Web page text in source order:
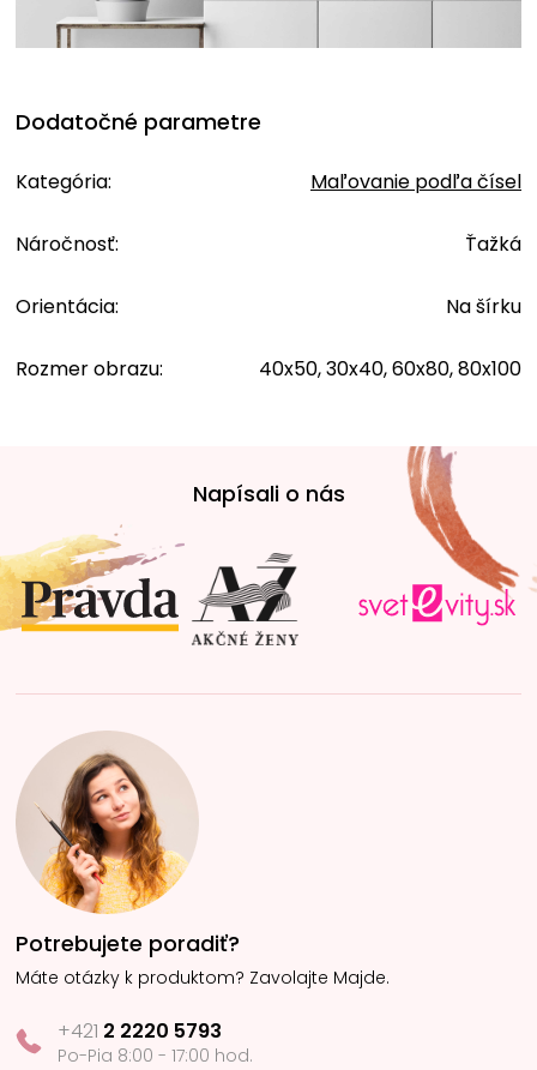
Dodatočné parametre
Kategória: Maľovanie podľa čísel
Náročnosť: Ťažká
Orientácia: Na šírku
Rozmer obrazu: 40x50, 30x40, 60x80, 80x100
t
i
e
Napísali o nás
Potrebujete poradiť?
Máte otázky k produktom? Zavolajte Majde.
+421 2 2220 5793
Po-Pia 8:00 - 17:00 hod.